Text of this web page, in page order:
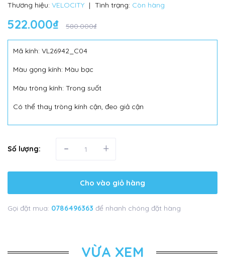
Thương hiệu: VELOCITY | Tình trạng: Còn hàng
522.000₫ 580.000₫
Mã kính: VL26942_C04
Màu gọng kính: Màu bạc
Màu tròng kính: Trong suốt
Có thể thay tròng kính cận, đeo giả cận
Số lượng: - +
Cho vào giỏ hàng
Gọi đặt mua: 0786496363 để nhanh chóng đặt hàng
VỪA XEM